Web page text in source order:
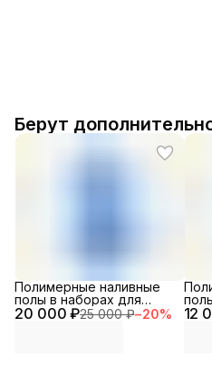
Берут
20 000 ₽25 000 ₽−20%
Полимерные наливные
полы в наборах для
помещений
12